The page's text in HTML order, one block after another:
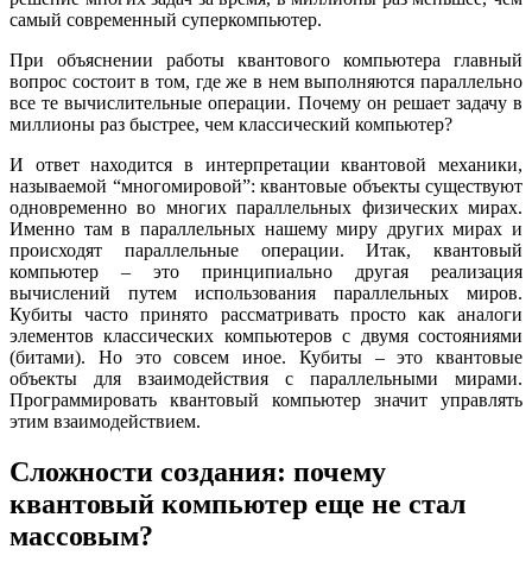
самый современный суперкомпьютер.
При объяснении работы квантового компьютера главный
вопрос состоит в том, где же в нем выполняются параллельно
все те вычислительные операции. Почему он решает задачу в
миллионы раз быстрее, чем классический компьютер?
И ответ находится в интерпретации квантовой механики,
называемой “многомировой”: квантовые объекты существуют
одновременно во многих параллельных физических мирах.
Именно там в параллельных нашему миру других мирах и
происходят параллельные операции. Итак, квантовый
компьютер – это принципиально другая реализация
вычислений путем использования параллельных миров.
Кубиты часто принято рассматривать просто как аналоги
элементов классических компьютеров с двумя состояниями
(битами). Но это совсем иное. Кубиты – это квантовые
объекты для взаимодействия с параллельными мирами.
Программировать квантовый компьютер значит управлять
этим взаимодействием.
Сложности создания: почему
квантовый компьютер еще не стал
массовым?